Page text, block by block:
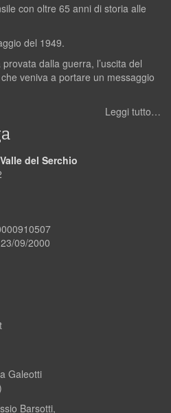
con oltre 65 anni di storia alle
del 1949.
dalla guerra, l’uscita del
veniva a portare un messaggio
Leggi tutto…
del Serchio
09/2000
Galeotti
Barsotti,